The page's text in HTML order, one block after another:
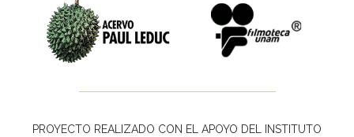
PROYECTO REALIZADO CON EL APOYO DEL INSTITUTO